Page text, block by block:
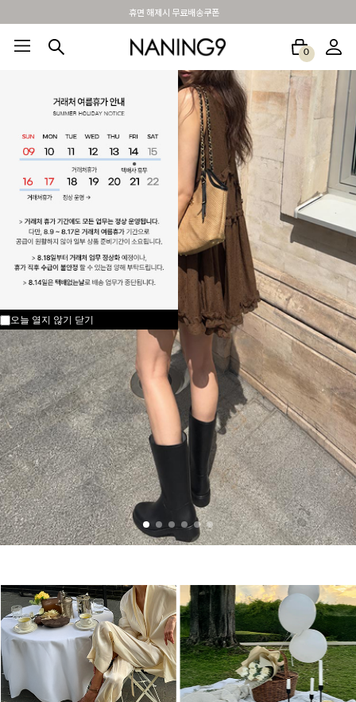
BEST 포토리뷰 - 매주 2명추첨 3만원쿠폰
0
썸머여행룩 아울렛 하객&모임룩
오늘 열지 않기 닫기